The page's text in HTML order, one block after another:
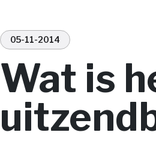
05-11-2014
Wat is